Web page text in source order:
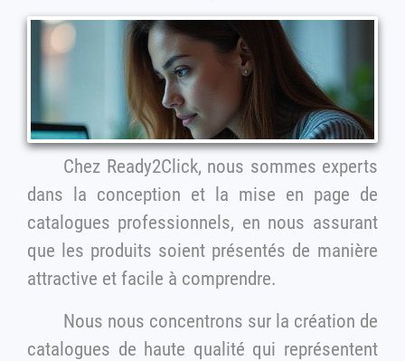
Chez Ready2Click, nous sommes experts
dans la conception et la mise en page de
catalogues professionnels, en nous assurant
que les produits soient présentés de manière
attractive et facile à comprendre.
Nous nous concentrons sur la création de
catalogues de haute qualité qui représentent